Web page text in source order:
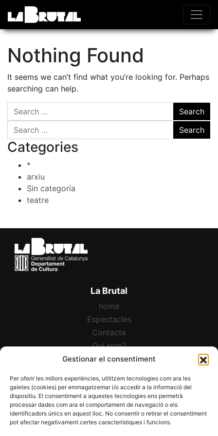
Gestionar el consentiment
Per oferir les millors experiències, utilitzem tecnologies com ara les
galetes (cookies) per emmagatzemar i/o accedir a la informació del
dispositiu. El consentiment a aquestes tecnologies ens permetrà
processar dades com ara el comportament de navegació o els
identificadors únics en aquest lloc. No consentir o retirar el consentiment
pot afectar negativament certes característiques i funcions.
Nothing Found
It seems we can’t find what you’re looking for. Perhaps
searching can help.
Search for:
Search for:
Categories
*
arxiu
Sin categoría
teatre
La Brutal
home
Espectacles
Contacte
Qui som?
Español
Newsletter: